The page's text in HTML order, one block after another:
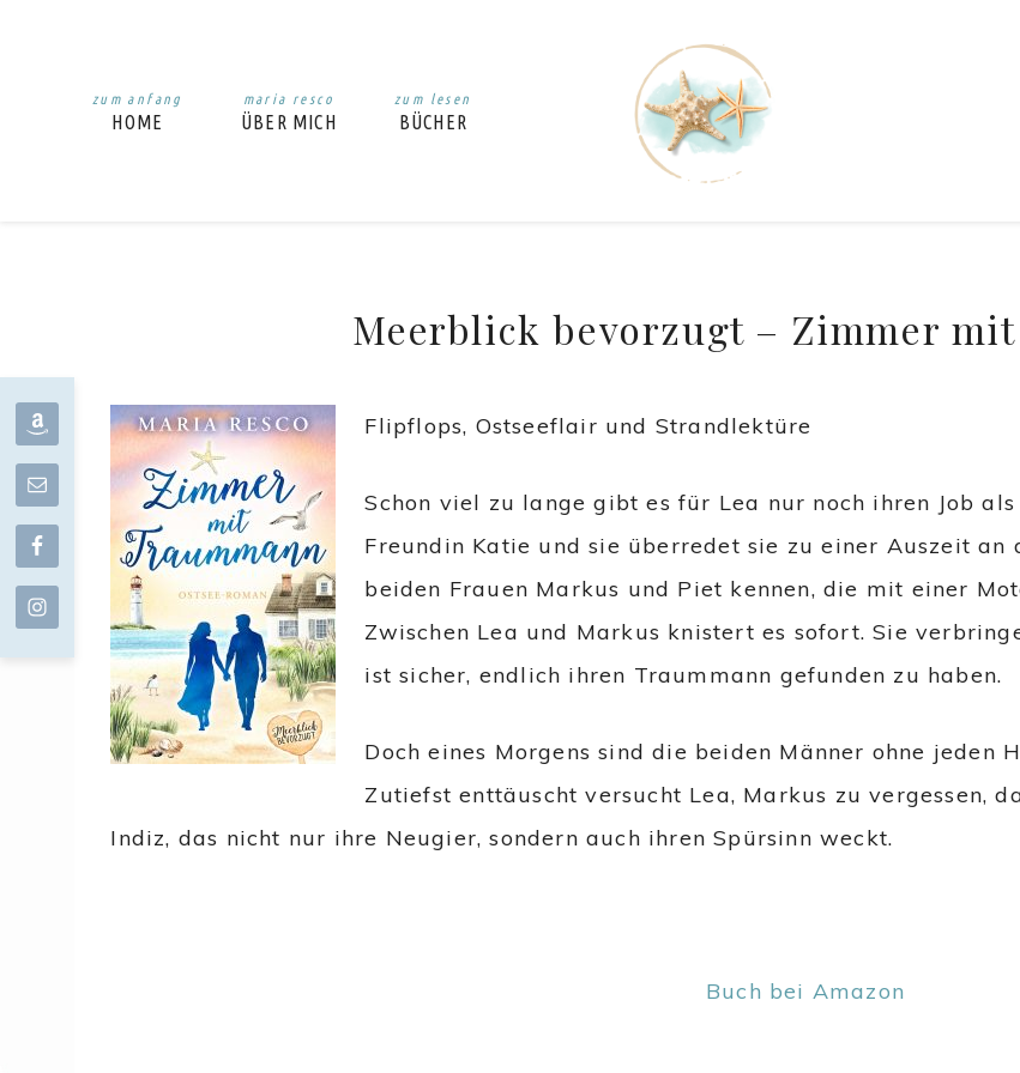
zum anfang
HOME
maria resco
ÜBER MICH
zum lesen
BÜCHER
Meerblick bevorzugt – Zimmer
Flipflops, Ostseeflair und Strandlektüre
Schon viel zu lange gibt es für Lea nur noch ihren Job
Freundin Katie und sie überredet sie zu einer Auszeit an
beiden Frauen Markus und Piet kennen, die mit einer
Zwischen Lea und Markus knistert es sofort. Sie
ist sicher, endlich ihren Traummann gefunden zu haben.
Doch eines Morgens sind die beiden Männer ohne jeden
Zutiefst enttäuscht versucht Lea, Markus zu vergessen,
Indiz, das nicht nur ihre Neugier, sondern auch ihren Spürsinn weckt.
Buch bei Amazon